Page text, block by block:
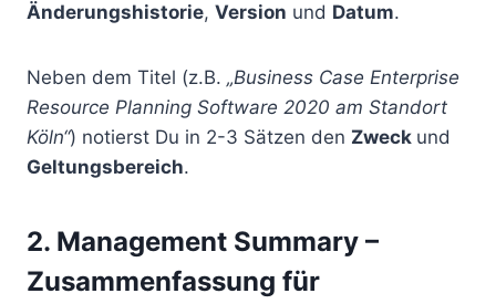
Änderungshistorie, Version und Datum.
Neben dem Titel (z.B. „Business Case Enterprise
Resource Planning Software 2020 am Standort
Köln“) notierst Du in 2-3 Sätzen den Zweck und
Geltungsbereich.
2. Management Summary –
Zusammenfassung für